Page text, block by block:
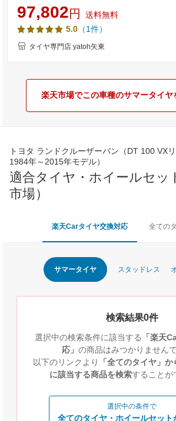
TERRAIN A/T002 アウトラインホワイト
レター 【275/70-16】 ブリヂストン タ
イヤ デューラー オールテレーン AT002
新品 サマータイヤ 16インチ 【数量限
97,802円
送料無料
5.0 （1件）
タイヤ専門店 yatoh矢東
楽天市場でこの車種のサマータイヤ
トヨタ ランドクルーザーバン（DT 100 VX
1984年～2015年モデル）
適合タイヤ・ホイールセッ
市場）
楽天Carタイヤ交換対応 全ての
サマータイヤ スタッドレス
検索結果0件
選択中の検索条件に該当する 「楽天
応」 の商品はみつかりませんで
以下のリンクより
「全てのタイヤ」
に該当する商品を検索することが
選択中の条件で
全てのタイヤ・ホイールセット